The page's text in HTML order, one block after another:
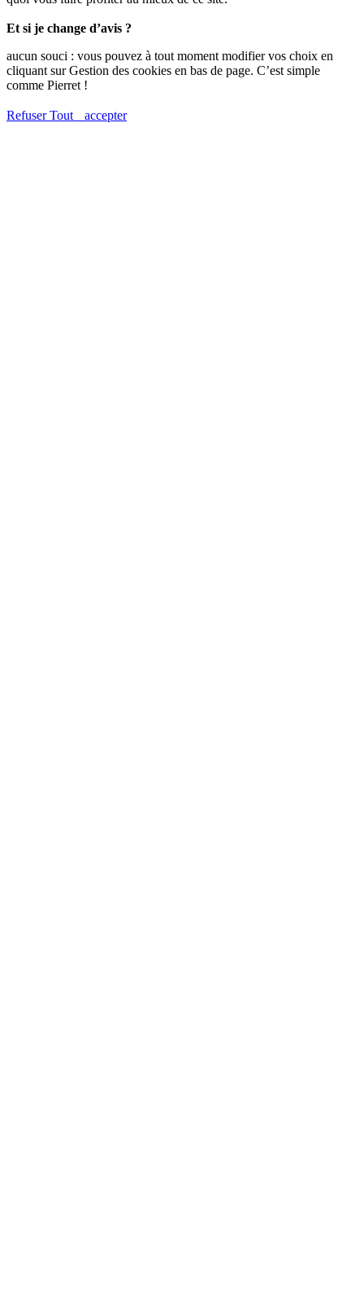
Et si je change d’avis ?
aucun souci : vous pouvez à tout moment modifier vos choix en
cliquant sur Gestion des cookies en bas de page. C’est simple
comme Pierret !
RefuserTout accepter